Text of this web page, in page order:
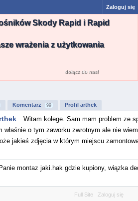
Zaloguj się
Skody Rapid i Rapid
wrażenia z użytkowania
dołącz do nas!
Komentarz 99 Profil arthek
Witam kolege. Sam mam problem ze
właśnie o tym zaworku zwrotnym ale nie
jakieś zdjęcia w którym miejscu
Panie montaz jaki.hak gdzie kupiony, wiązka
Full Site Zaloguj się